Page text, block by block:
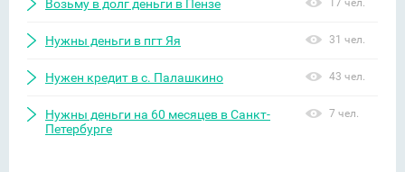
Возьму в долг деньги в Пензе 17 чел.
Нужны деньги в пгт Яя 31 чел.
Нужен кредит в с. Палашкино 43 чел.
Нужны деньги на 60 месяцев в Санкт-
Петербурге
7 чел.